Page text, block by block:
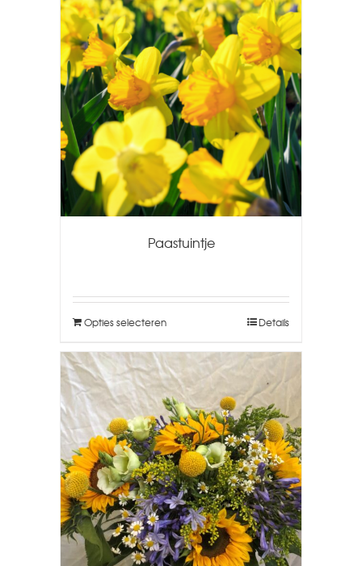
Paastuintje
Opties selecteren Details